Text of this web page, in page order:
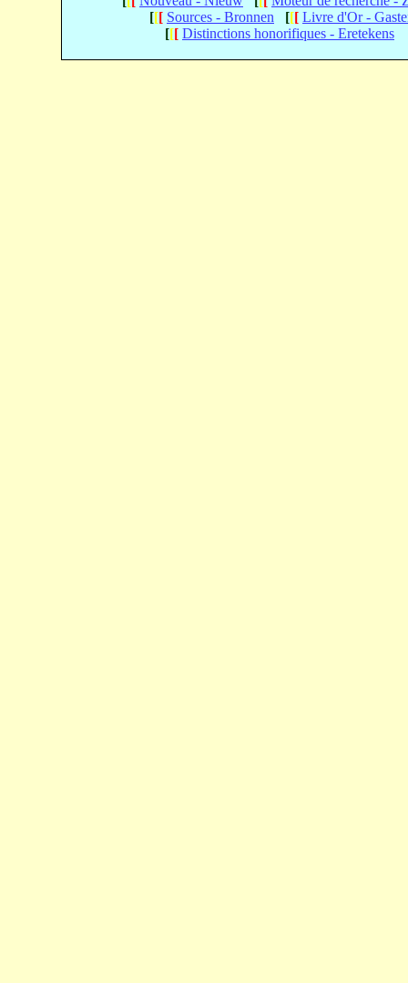
[[[ Sources - Bronnen [[[ Livre d'Or -
[[[ Distinctions honorifiques - Eretekens